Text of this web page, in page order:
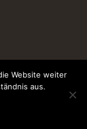
Website weiter
aus.